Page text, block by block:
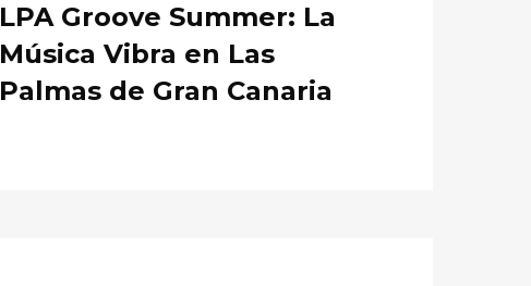
LPA Groove Summer: La
Música Vibra en Las
Palmas de Gran Canaria